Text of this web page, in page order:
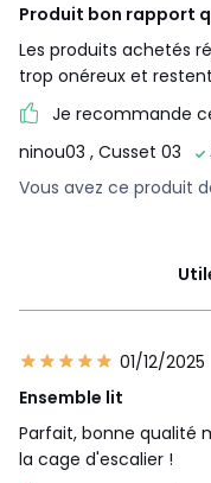
Produit bon rapport
Les produits achetés
trop onéreux et
Je recommande
ninou03 , Cusset 03
Vous avez ce produit
01/12/2025
Ensemble lit
Parfait, bonne qualité
la cage d'escalier !